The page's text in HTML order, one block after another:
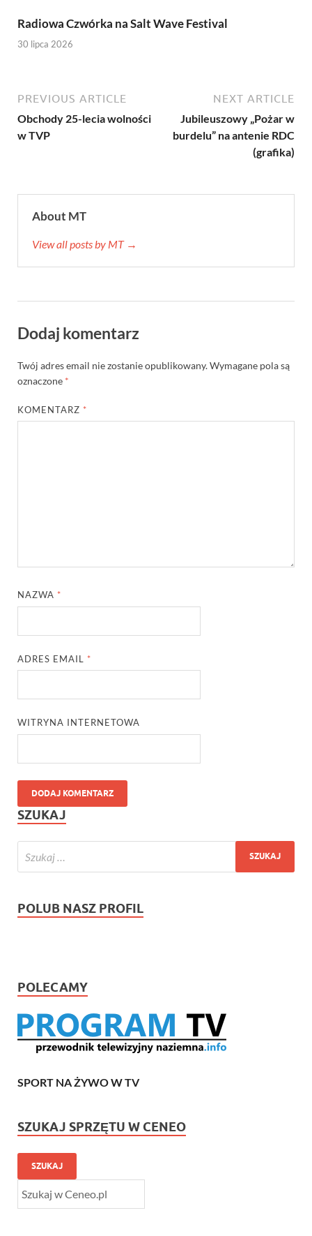
Radiowa Czwórka na Salt Wave Festival
30 lipca 2026
PREVIOUS ARTICLE
Obchody 25-lecia wolności
w TVP
NEXT ARTICLE
Jubileuszowy „Pożar w
burdelu” na antenie RDC
(grafika)
About MT
View all posts by MT →
Dodaj komentarz
Twój adres email nie zostanie opublikowany.Wymagane pola są
oznaczone *
KOMENTARZ *
NAZWA *
ADRES EMAIL *
WITRYNA INTERNETOWA
SZUKAJ
POLUB NASZ PROFIL
POLECAMY
SPORT NA ŻYWO W TV
SZUKAJ SPRZĘTU W CENEO
SZUKAJ